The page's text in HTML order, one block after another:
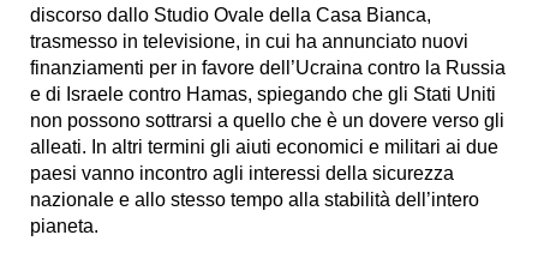
discorso dallo Studio Ovale della Casa Bianca,
trasmesso in televisione, in cui ha annunciato nuovi
finanziamenti per in favore dell’Ucraina contro la Russia
e di Israele contro Hamas, spiegando che gli Stati Uniti
non possono sottrarsi a quello che è un dovere verso gli
alleati. In altri termini gli aiuti economici e militari ai due
paesi vanno incontro agli interessi della sicurezza
nazionale e allo stesso tempo alla stabilità dell’intero
pianeta.